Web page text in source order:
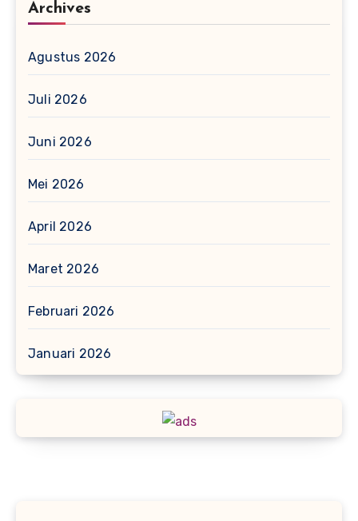
Archives
Agustus 2026
Juli 2026
Juni 2026
Mei 2026
April 2026
Maret 2026
Februari 2026
Januari 2026